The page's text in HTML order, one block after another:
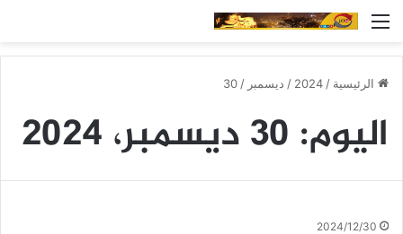
القائمة
الرئيسية /
2024
/ ديسمبر /
30
اليوم: 30 ديسمبر، 2024
2024/12/30